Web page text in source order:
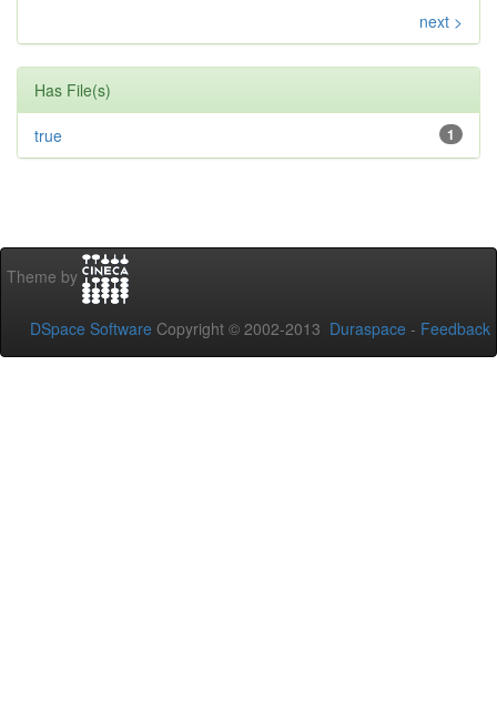
next >
Has File(s)
1
true
Theme by
DSpace Software Copyright © 2002-2013 Duraspace - Feedback